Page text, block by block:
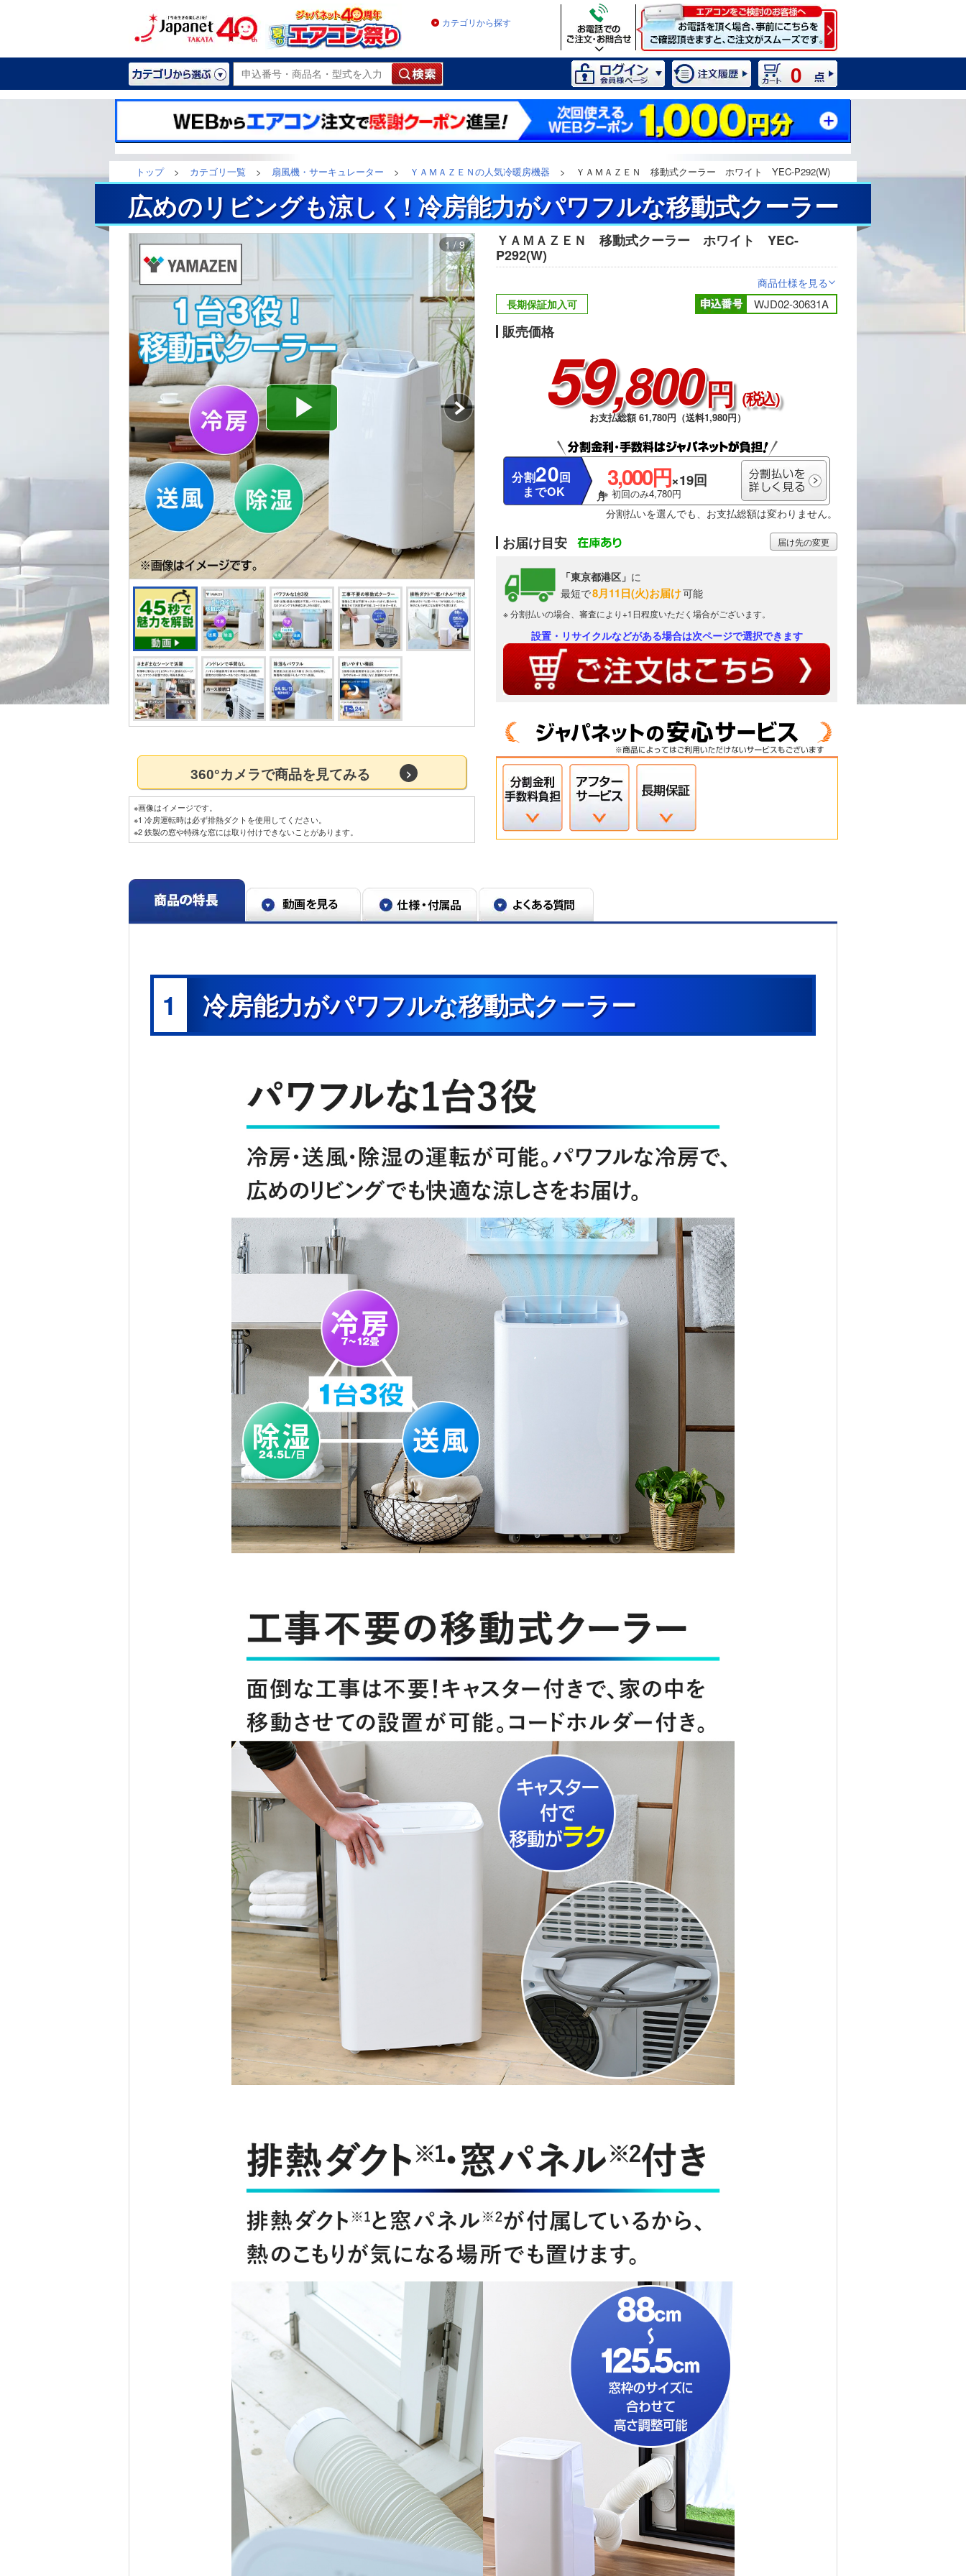
カテゴリから探す
0
トップ > カテゴリ一覧 > 扇風機・サーキュレーター > ＹＡＭＡＺＥＮの人気冷暖房機器 > ＹＡＭＡＺＥＮ 移動式クーラー ホワイト YEC-P292(W)
広めのリビングも涼しく! 冷房能力がパワフルな移動式クーラー
1 / 9 2 / 9
360°カメラで商品を見てみる
※画像はイメージです。
※1 冷房運転時は必ず排熱ダクトを使用してください。
※2 鉄製の窓や特殊な窓には取り付けできないことがあります。
ＹＡＭＡＺＥＮ 移動式クーラー ホワイト YEC-
P292(W)
商品仕様を見る>
長期保証加入可 WJD02-30631A
販売価格
59,800円 （税込）
お支払総額 61,780円（送料1,980円）
分割20回
までOK
3,000円×19回
※ 初回のみ4,780円
分割払いを選んでも、お支払総額は変わりません。
お届け目安
「東京都港区」 に
最短で8月11日(火)お届け可能
※ 分割払いの場合、審査により+1日程度いただく場合がございます。
届け先の変更
設置・リサイクルなどがある場合は次ページで選択できます
1 冷房能力がパワフルな移動式クーラー